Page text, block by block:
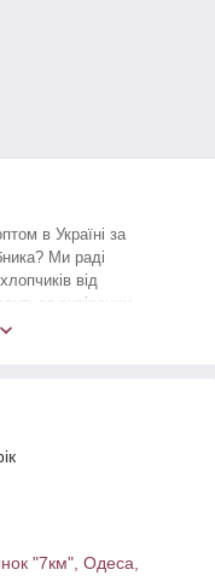
в Україні за
Ми раді
від
вивіреним
шкільною формою.
великої угоди.
вигляд навіть при
можна описати
"7км", Одеса,